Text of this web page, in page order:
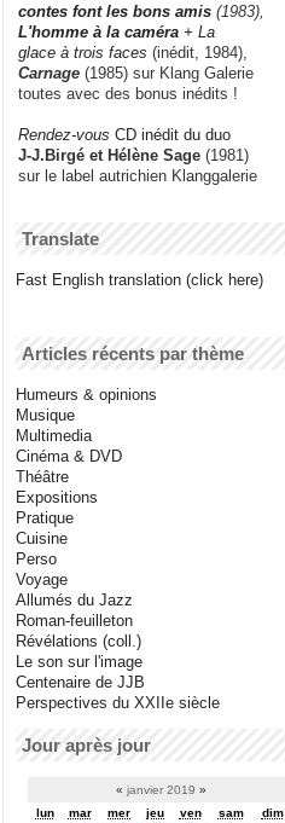
contes font les bons amis (1983),
L'homme à la caméra + La
glace à trois faces (inédit, 1984),
Carnage (1985) sur Klang Galerie
toutes avec des bonus inédits !
Rendez-vous CD inédit du duo
J-J.Birgé et Hélène Sage (1981)
sur le label autrichien Klanggalerie
Translate
Fast English translation (click here)
Articles récents par thème
Humeurs & opinions
Musique
Multimedia
Cinéma & DVD
Théâtre
Expositions
Pratique
Cuisine
Perso
Voyage
Allumés du Jazz
Roman-feuilleton
Révélations (coll.)
Le son sur l'image
Centenaire de JJB
Perspectives du XXIIe siècle
Jour après jour
« janvier 2019 »
lun
mar mer jeu ven sam
dim